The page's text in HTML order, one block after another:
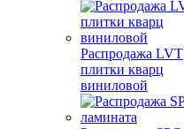
Распродажа LVT
плитки кварц
виниловой